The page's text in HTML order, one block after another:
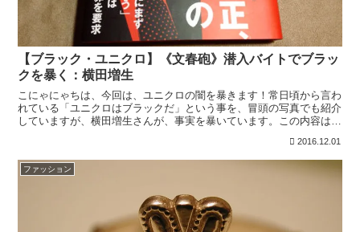
【ブラック・ユニクロ】《文春砲》潜入バイトでブラッ
クを暴く：横田増生
こにゃにゃちは、今回は、ユニクロの闇を暴きます！常日頃から言わ
れている「ユニクロはブラックだ」という事を、冒頭の写真でも紹介
していますが、横田増生さんが、事実を暴いています。この内容は
2016.12.01
ファッション